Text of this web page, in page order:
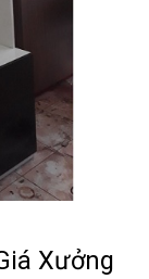
Xưởng